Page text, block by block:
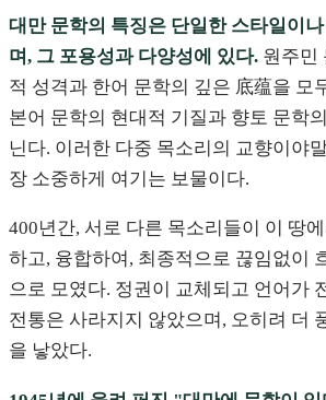
대만 문학의 특징은 단일한 스타일이
며, 그 포용성과 다양성에 있다. 원주민
적 성격과 한어 문학의 깊은 底蕴을 모
본어 문학의 현대적 기질과 향토 문학
닌다. 이러한 다중 목소리의 교향이야
장 소중하게 여기는 보물이다.
400년간, 서로 다른 목소리들이 이 땅
하고, 융합하여, 최종적으로 끊임없이
으로 모였다. 정권이 교체되고 언어가
전통은 사라지지 않았으며, 오히려 더
을 낳았다.